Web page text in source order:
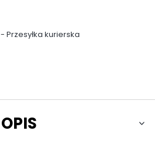
- Przesyłka kurierska
OPIS